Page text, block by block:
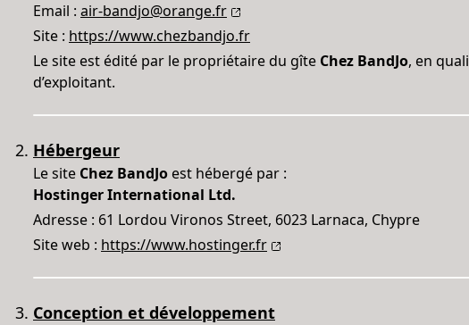
Email : air-bandjo@orange.fr
Site : https://www.chezbandjo.fr
Le site est édité par le propriétaire du gîte Chez BandJo, en
d’exploitant.
Hébergeur
Le site Chez BandJo est hébergé par :
Hostinger International Ltd.
Adresse : 61 Lordou Vironos Street, 6023 Larnaca, Chypre
Site web : https://www.hostinger.fr
Conception et développement